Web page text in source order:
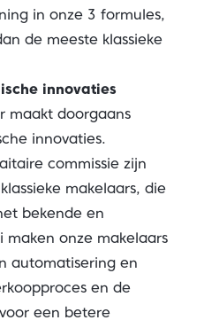
in onze 3 formules,
de meeste klassieke
innovaties
maakt doorgaans
innovaties.
commissie zijn
makelaars, die
bekende en
onze makelaars
automatisering en
en de
een betere